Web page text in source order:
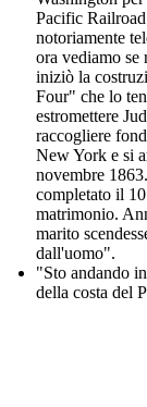
Pacific
notoriamente
ora vediamo
iniziò la
Four" che lo
estromettere
raccogliere
New York e si
novembre
completato il
matrimonio.
marito
dall'uomo".
"Sto andando
della costa del